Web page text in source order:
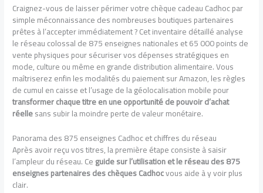
Craignez-vous de laisser périmer votre chèque cadeau Cadhoc par
simple méconnaissance des nombreuses boutiques partenaires
prêtes à l’accepter immédiatement ? Cet inventaire détaillé analyse
le réseau colossal de 875 enseignes nationales et 65 000 points de
vente physiques pour sécuriser vos dépenses stratégiques en
mode, culture ou même en grande distribution alimentaire. Vous
maîtriserez enfin les modalités du paiement sur Amazon, les règles
de cumul en caisse et l’usage de la géolocalisation mobile pour
transformer chaque titre en une opportunité de pouvoir d’achat
réellesans subir la moindre perte de valeur monétaire.
Panorama des 875 enseignes Cadhoc et chiffres du réseau
Après avoir reçu vos titres, la première étape consiste à saisir
l’ampleur du réseau. Ceguide sur l’utilisation et le réseau des 875
enseignes partenaires des chèques Cadhocvous aide à y voir plus
clair.